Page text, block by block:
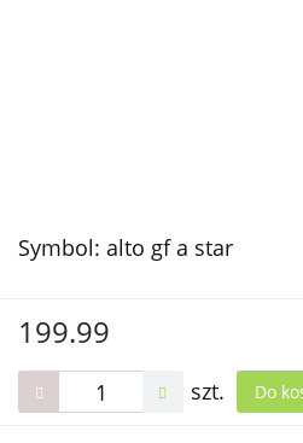
Symbol: alto gf a star
199.99
szt. Do